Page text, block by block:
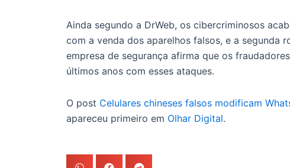
Ainda segundo a DrWeb, os cibercriminosos
com a venda dos aparelhos falsos, e a segunda
empresa de segurança afirma que os
últimos anos com esses ataques.
O post Celulares chineses falsos modificam
apareceu primeiro em Olhar Digital.